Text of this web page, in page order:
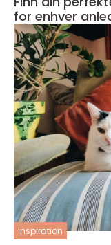
for enhver
inspiration